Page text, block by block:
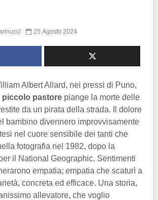
25 Agosto 2024
Albert Allard, nei pressi di Puno,
piccolo pastore piange la morte delle
da un pirata della strada. Il dolore
bambino divennero improvvisamente
nel cuore sensibile dei tanti che
fotografia nel 1982, dopo la
il National Geographic. Sentimenti
empatia; empatia che scaturì a
concreta ed efficace. Una storia,
allevatore, che voglio